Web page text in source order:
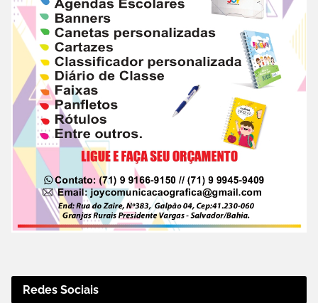
Redes Sociais